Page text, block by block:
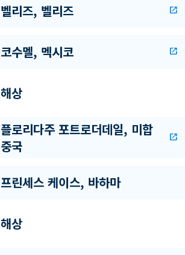
벨리즈, 벨리즈 open_in_new
코수멜, 멕시코 open_in_new
해상
플로리다주 포트로더데일, 미합
중국
open_in_new
프린세스 케이스, 바하마
해상